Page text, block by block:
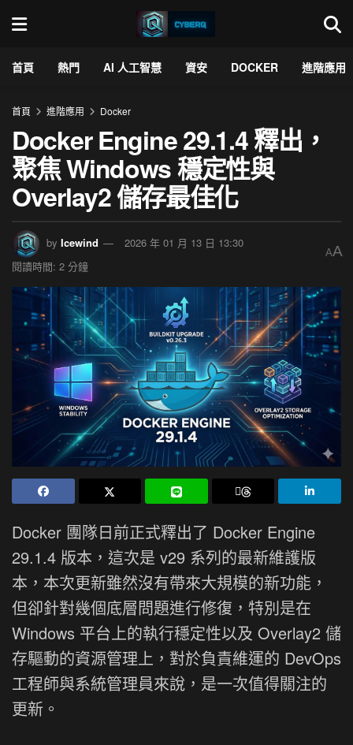
首頁 熱門 AI 人工智慧 資安 DOCKER 進階應用
首頁 進階應用 Docker
Docker Engine 29.1.4 釋出，
聚焦 Windows 穩定性與
Overlay2 儲存最佳化
by Icewind
2026 年 01 月 13 日 13:30
閱讀時間: 2 分鐘
AA
Docker 團隊日前正式釋出了 Docker Engine
29.1.4 版本，這次是 v29 系列的最新維護版
本，本次更新雖然沒有帶來大規模的新功能，
但卻針對幾個底層問題進行修復，特別是在
Windows 平台上的執行穩定性以及 Overlay2 儲
存驅動的資源管理上，對於負責維運的 DevOps
工程師與系統管理員來說，是一次值得關注的
更新。